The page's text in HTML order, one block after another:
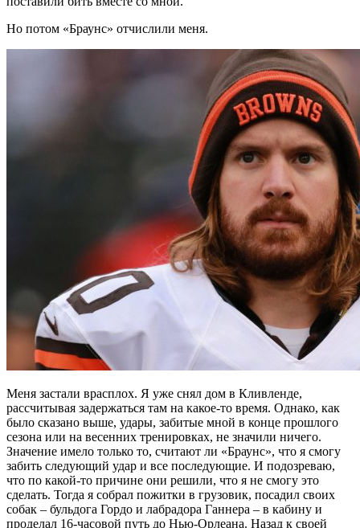
Но потом «Браунс» отчислили меня.
Меня застали врасплох. Я уже снял дом в Кливленде,
рассчитывая задержаться там на какое-то время. Однако, как
было сказано выше, удары, забитые мной в конце прошлого
сезона или на весенних тренировках, не значили ничего.
Значение имело только то, считают ли «Браунс», что я смогу
забить следующий удар и все последующие. И подозреваю,
что по какой-то причине они решили, что я не смогу это
сделать. Тогда я собрал пожитки в грузовик, посадил своих
собак – бульдога Гордо и лабрадора Ганнера – в кабину и
проделал 16-часовой путь до Нью-Орлеана. Назад к своей